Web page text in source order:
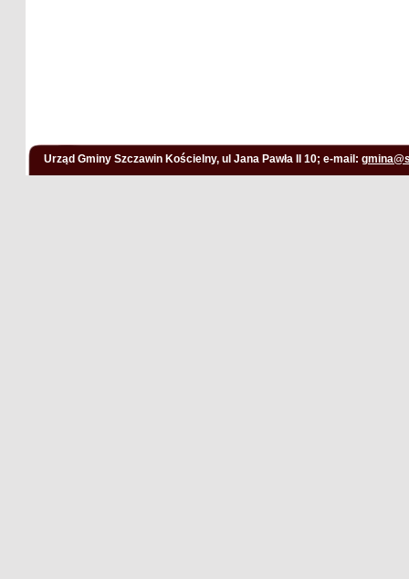
Urząd Gminy Szczawin Kościelny, ul Jana Pawła II 10; e-mail: